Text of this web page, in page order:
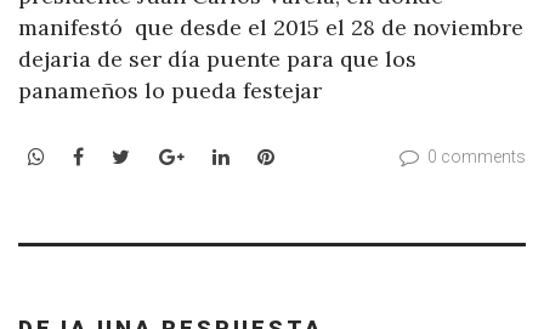
manifestó que desde el 2015 el 28 de noviembre
dejaria de ser día puente para que los
panameños lo pueda festejar
WhatsApp
Facebook
TwitterGoogle+LinkedInPinterest 0 comments